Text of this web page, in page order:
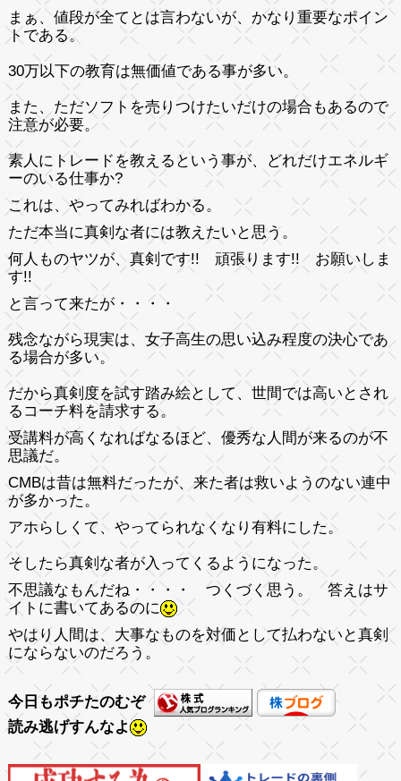
まぁ、値段が全てとは言わないが、かなり重要なポイン
トである。
30万以下の教育は無価値である事が多い。
また、ただソフトを売りつけたいだけの場合もあるので
注意が必要。
素人にトレードを教えるという事が、どれだけエネルギ
ーのいる仕事か?
これは、やってみればわかる。
ただ本当に真剣な者には教えたいと思う。
何人ものヤツが、真剣です!! 頑張ります!! お願いしま
す!!
と言って来たが・・・・
残念ながら現実は、女子高生の思い込み程度の決心であ
る場合が多い。
だから真剣度を試す踏み絵として、世間では高いとされ
るコーチ料を請求する。
受講料が高くなればなるほど、優秀な人間が来るのが不
思議だ。
CMBは昔は無料だったが、来た者は救いようのない連中
が多かった。
アホらしくて、やってられなくなり有料にした。
そしたら真剣な者が入ってくるようになった。
不思議なもんだね・・・・ つくづく思う。 答えはサ
イトに書いてあるのに
やはり人間は、大事なものを対価として払わないと真剣
にならないのだろう。
今日もポチたのむぞ
読み逃げすんなよ